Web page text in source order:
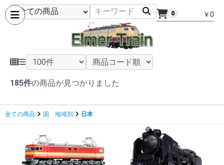
0 ￥0
185件の商品が見つかりました
全ての商品 国 地域別 日本